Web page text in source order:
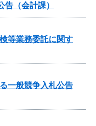
（会計課）
等業務委託に関す
一般競争入札公告